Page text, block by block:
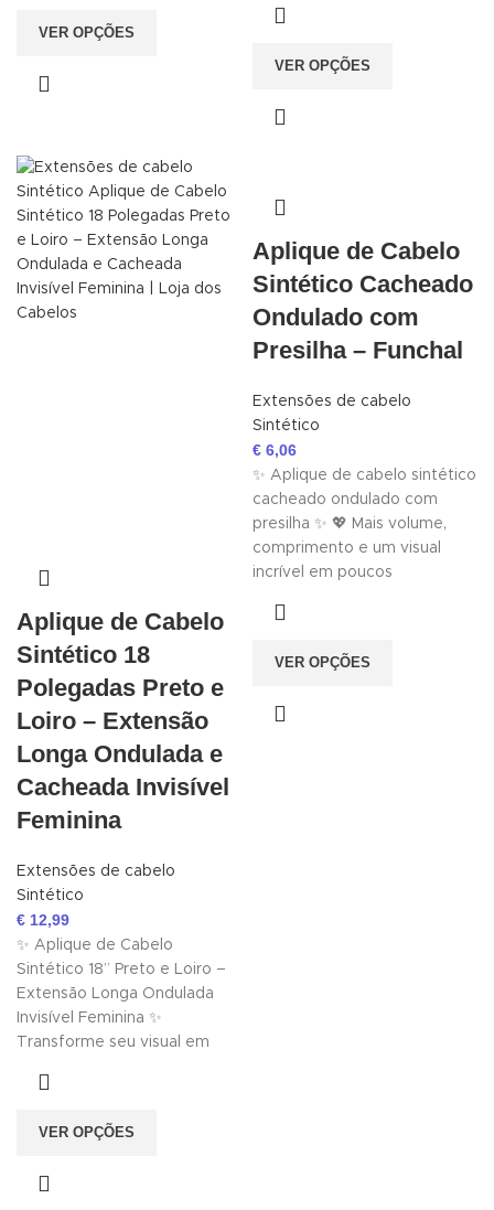
VER OPÇÕES
VER OPÇÕES
Aplique de Cabelo
Sintético 18
Polegadas Preto e
Loiro – Extensão
Longa Ondulada e
Cacheada Invisível
Feminina
Extensões de cabelo
Sintético
€ 12,99
✨ Aplique de Cabelo
Sintético 18” Preto e Loiro –
Extensão Longa Ondulada
Invisível Feminina ✨
Transforme seu visual em
VER OPÇÕES
Aplique de Cabelo
Sintético Cacheado
Ondulado com
Presilha – Funchal
Extensões de cabelo
Sintético
€ 6,06
✨ Aplique de cabelo sintético
cacheado ondulado com
presilha ✨ 💖 Mais volume,
comprimento e um visual
incrível em poucos
VER OPÇÕES